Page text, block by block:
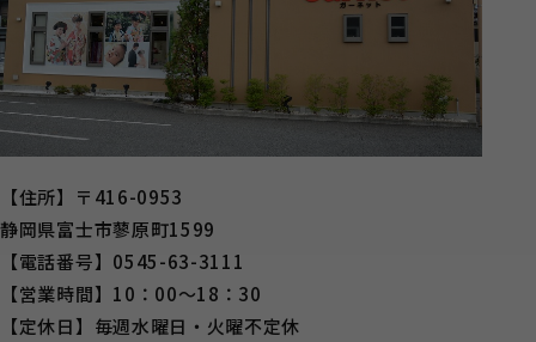
【住所】〒416-0953
静岡県富士市蓼原町1599
【電話番号】0545-63-3111
【営業時間】10：00～18：30
【定休日】毎週水曜日・火曜不定休